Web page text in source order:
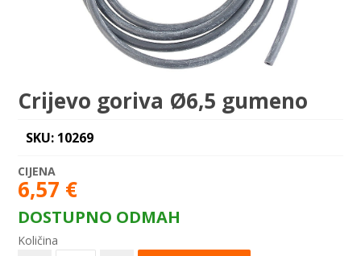
Crijevo goriva Ø6,5 gumeno
SKU: 10269
6,57 €
DOSTUPNO ODMAH